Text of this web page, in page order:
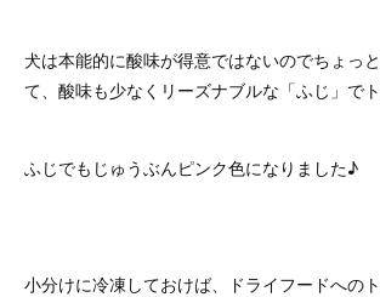
犬は本能的に酸味が得意ではないのでちょっ
て、酸味も少なくリーズナブルな「ふじ」でト
ふじでもじゅうぶんピンク色になりました♪
小分けに冷凍しておけば、ドライフードへの